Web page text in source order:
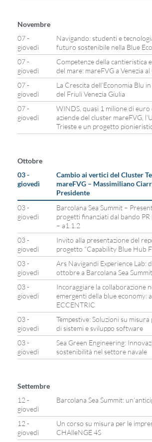
Novembre
07 -
giovedì
Navigando: studenti e
futuro sostenibile nella Blue
07 -
giovedì
Competenze della cantieristica
del mare: mareFVG a Venezia
07 -
giovedì
La Crescita dell’Economia Blu
del Friuli Venezia Giulia
07 -
giovedì
WINDS, quasi 1 milione di
aziende del cluster mareFVG,
Trieste e un progetto
Ottobre
03 -
giovedì
Cambio ai vertici del Cluster
mareFVG – Massimiliano
Presidente
03 -
giovedì
Barcolana Sea Summit –
progetti finanziati dal bando
– a1.1.2
03 -
giovedì
Invito alla presentazione del
progetto “Capability Blue Hub
03 -
giovedì
Ars Navigandi Experience Lab:
ottobre a Barcolana Sea Summit
03 -
giovedì
Incoraggiare la collaborazione
emergenti della blue economy:
ECCENTRIC
03 -
giovedì
Tempestive: Soluzioni su
di sistemi e sviluppo software
03 -
giovedì
Sea Green Engineering:
sostenibilità nel settore navale
Settembre
12 -
giovedì
Barcolana Sea Summit:
12 -
giovedì
Un corso su misura per le
CHAlleNGE 4S